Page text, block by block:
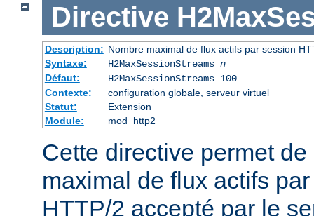
Directive
Description: Nombre maximal de flux actifs par session
Syntaxe:
H2MaxSessionStreams n
Défaut:
H2MaxSessionStreams 100
Contexte:
configuration globale, serveur virtuel
Statut:
Extension
Module:
mod_http2
Cette directive permet
maximal de flux actifs
HTTP/2 accepté par le